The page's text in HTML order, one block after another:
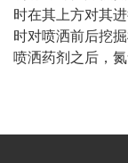
时在其上方对其
时对喷洒前后挖
喷洒药剂之后，